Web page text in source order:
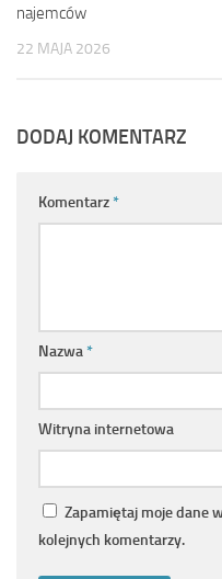
najemców
22 MAJA 2026
DODAJ KOMENTARZ
Komentarz*
Nazwa*
Witryna internetowa
Zapamiętaj moje dane
kolejnych komentarzy.